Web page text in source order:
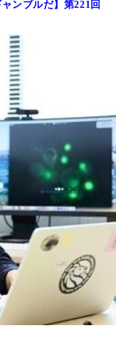
ンブルだ】第221回